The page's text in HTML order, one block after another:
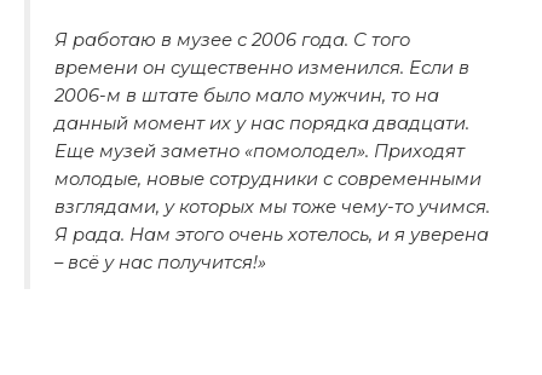
Я работаю в музее с 2006 года. С того
времени он существенно изменился. Если в
2006-м в штате было мало мужчин, то на
данный момент их у нас порядка двадцати.
Еще музей заметно «помолодел». Приходят
молодые, новые сотрудники с современными
взглядами, у которых мы тоже чему-то учимся.
Я рада. Нам этого очень хотелось, и я уверена
– всё у нас получится!»